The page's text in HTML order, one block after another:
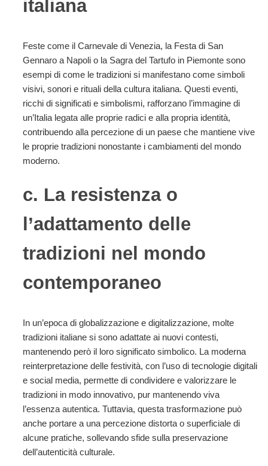
italiana
Feste come il Carnevale di Venezia, la Festa di San
Gennaro a Napoli o la Sagra del Tartufo in Piemonte sono
esempi di come le tradizioni si manifestano come simboli
visivi, sonori e rituali della cultura italiana. Questi eventi,
ricchi di significati e simbolismi, rafforzano l’immagine di
un’Italia legata alle proprie radici e alla propria identità,
contribuendo alla percezione di un paese che mantiene vive
le proprie tradizioni nonostante i cambiamenti del mondo
moderno.
c. La resistenza o
l’adattamento delle
tradizioni nel mondo
contemporaneo
In un’epoca di globalizzazione e digitalizzazione, molte
tradizioni italiane si sono adattate ai nuovi contesti,
mantenendo però il loro significato simbolico. La moderna
reinterpretazione delle festività, con l’uso di tecnologie digitali
e social media, permette di condividere e valorizzare le
tradizioni in modo innovativo, pur mantenendo viva
l’essenza autentica. Tuttavia, questa trasformazione può
anche portare a una percezione distorta o superficiale di
alcune pratiche, sollevando sfide sulla preservazione
dell’autenticità culturale.